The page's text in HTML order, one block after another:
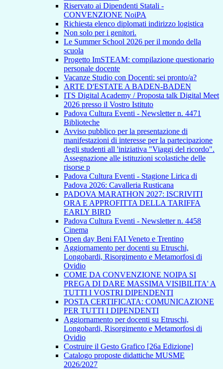
Riservato ai Dipendenti Statali -
CONVENZIONE NoiPA
Richiesta elenco diplomati indirizzo logistica
Non solo per i genitori.
Le Summer School 2026 per il mondo della
scuola
Progetto ImSTEAM: compilazione questionario
personale docente
Vacanze Studio con Docenti: sei pronto/a?
ARTE D'ESTATE A BADEN-BADEN
ITS Digital Academy / Proposta talk Digital Meet
2026 presso il Vostro Istituto
Padova Cultura Eventi - Newsletter n. 4471
Biblioteche
Avviso pubblico per la presentazione di
manifestazioni di interesse per la partecipazione
degli studenti all 'iniziativa "Viaggi del ricordo".
Assegnazione alle istituzioni scolastiche delle
risorse p
Padova Cultura Eventi - Stagione Lirica di
Padova 2026: Cavalleria Rusticana
PADOVA MARATHON 2027: ISCRIVITI
ORA E APPROFITTA DELLA TARIFFA
EARLY BIRD
Padova Cultura Eventi - Newsletter n. 4458
Cinema
Open day Beni FAI Veneto e Trentino
Aggiornamento per docenti su Etruschi,
Longobardi, Risorgimento e Metamorfosi di
Ovidio
COME DA CONVENZIONE NOIPA SI
PREGA DI DARE MASSIMA VISIBILITA' A
TUTTI I VOSTRI DIPENDENTI
POSTA CERTIFICATA: COMUNICAZIONE
PER TUTTI I DIPENDENTI
Aggiornamento per docenti su Etruschi,
Longobardi, Risorgimento e Metamorfosi di
Ovidio
Costruire il Gesto Grafico [26a Edizione]
Catalogo proposte didattiche MUSME
2026/2027